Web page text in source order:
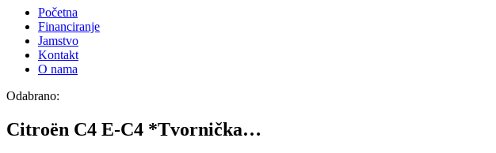
Početna
Financiranje
Jamstvo
Kontakt
O nama
Odabrano:
Citroën C4 E-C4 *Tvornička…